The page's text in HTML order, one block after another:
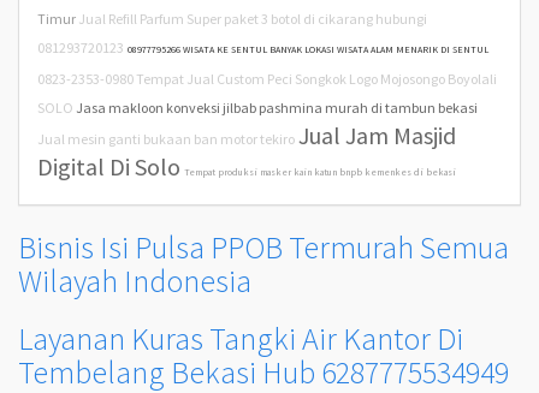
Timur Jual Refill Parfum Super paket 3 botol di cikarang hubungi
081293720123 08977795266 WISATA KE SENTUL BANYAK LOKASI WISATA ALAM MENARIK DI SENTUL
0823-2353-0980 Tempat Jual Custom Peci Songkok Logo Mojosongo Boyolali
SOLO Jasa makloon konveksi jilbab pashmina murah di tambun bekasi
Jual mesin ganti bukaan ban motor tekiro Jual Jam Masjid
Digital Di Solo Tempat produksi masker kain katun bnpb kemenkes di bekasi
Bisnis Isi Pulsa PPOB Termurah Semua
Wilayah Indonesia
Layanan Kuras Tangki Air Kantor Di
Tembelang Bekasi Hub 6287775534949